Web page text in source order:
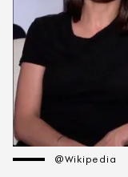
@Wikipedia